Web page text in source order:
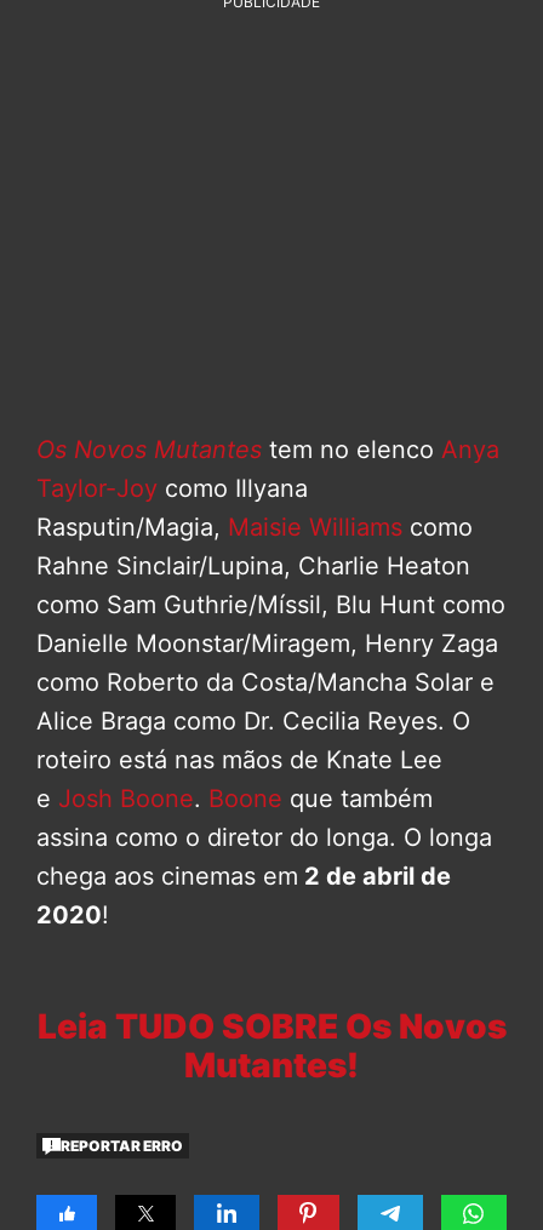
Os Novos Mutantes tem no elenco Anya
Taylor-Joy como Illyana
Rasputin/Magia, Maisie Williams como
Rahne Sinclair/Lupina, Charlie Heaton
como Sam Guthrie/Míssil, Blu Hunt como
Danielle Moonstar/Miragem, Henry Zaga
como Roberto da Costa/Mancha Solar e
Alice Braga como Dr. Cecilia Reyes. O
roteiro está nas mãos de Knate Lee
e Josh Boone. Boone que também
assina como o diretor do longa. O longa
chega aos cinemas em 2 de abril de
2020!
Leia TUDO SOBRE Os Novos
Mutantes!
REPORTAR ERRO